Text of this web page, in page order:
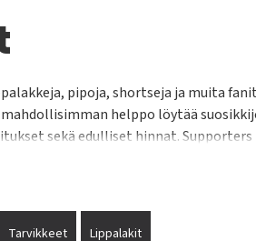
pipoja, shortseja ja muita
helppo löytää
sekä edulliset hinnat.
Tarvikkeet Lippalakit